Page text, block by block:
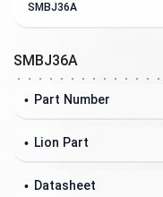
SMBJ36A
SMBJ36A
Part Number
Lion Part
Datasheet